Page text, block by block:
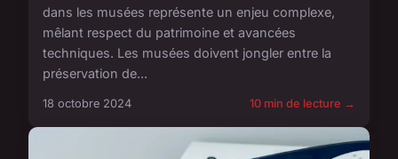
dans les musées représente un enjeu complexe,
mêlant respect du patrimoine et avancées
techniques. Les musées doivent jongler entre la
préservation de...
18 octobre 2024 10 min de lecture →